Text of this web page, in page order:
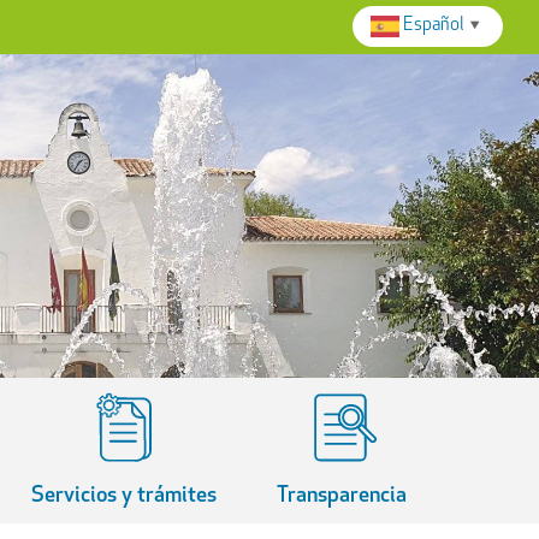
Servicios y trámites Transparencia
Español ▼